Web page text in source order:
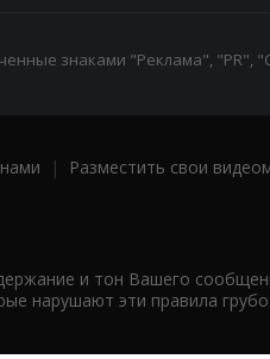
знаками "Реклама", "PR",
| Разместить свои
и тон Вашего
нарушают эти правила